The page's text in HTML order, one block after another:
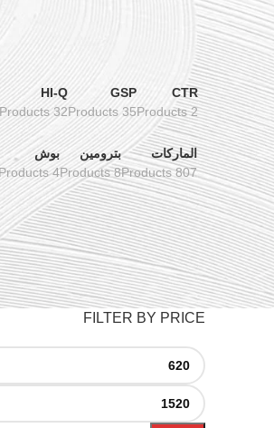
CTR
2 Products
GSP
35 Products
HI-Q
32 Products
الماركات
807 Products
بترومين
8 Products
بوش
4 Products
FILTER BY PRICE